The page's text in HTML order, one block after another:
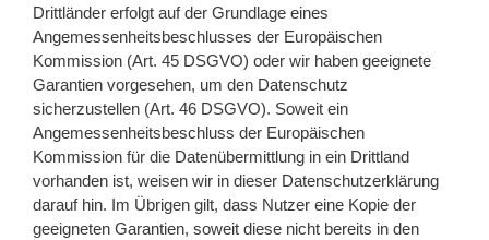
Drittländer erfolgt auf der Grundlage eines
Angemessenheitsbeschlusses der Europäischen
Kommission (Art. 45 DSGVO) oder wir haben geeignete
Garantien vorgesehen, um den Datenschutz
sicherzustellen (Art. 46 DSGVO). Soweit ein
Angemessenheitsbeschluss der Europäischen
Kommission für die Datenübermittlung in ein Drittland
vorhanden ist, weisen wir in dieser Datenschutzerklärung
darauf hin. Im Übrigen gilt, dass Nutzer eine Kopie der
geeigneten Garantien, soweit diese nicht bereits in den